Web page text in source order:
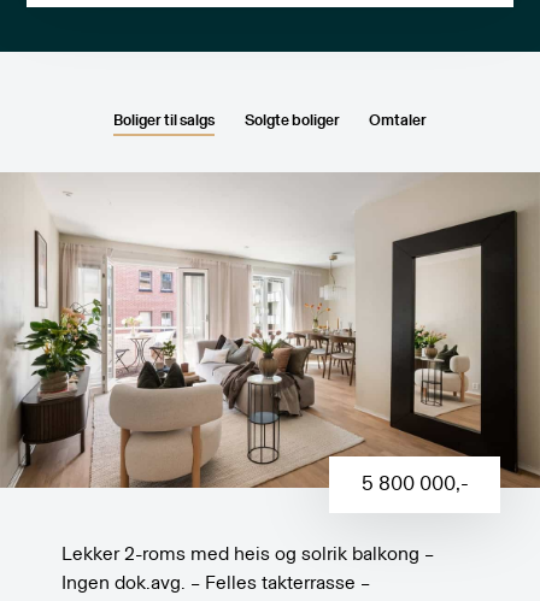
Boliger til salgs Solgte boliger Omtaler
5 800 000,-
Lekker 2-roms med heis og solrik balkong –
Ingen dok.avg. – Felles takterrasse –